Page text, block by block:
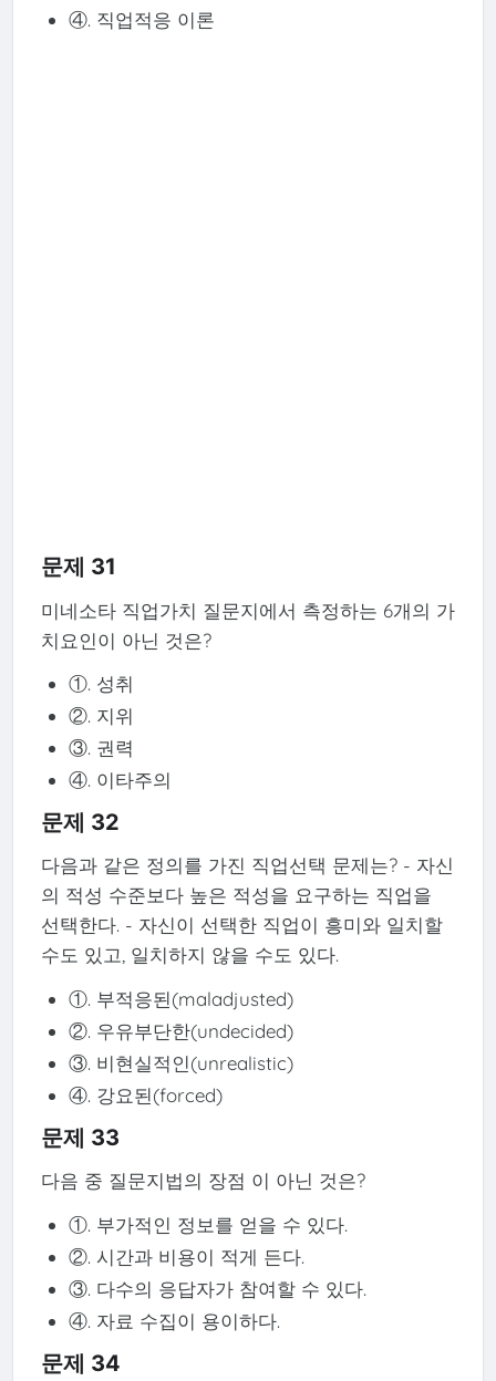
④. 직업적응 이론
문제 31
미네소타 직업가치 질문지에서 측정하는 6개의 가
치요인이 아닌 것은?
①. 성취
②. 지위
③. 권력
④. 이타주의
문제 32
다음과 같은 정의를 가진 직업선택 문제는? - 자신
의 적성 수준보다 높은 적성을 요구하는 직업을
선택한다. - 자신이 선택한 직업이 흥미와 일치할
수도 있고, 일치하지 않을 수도 있다.
①. 부적응된(maladjusted)
②. 우유부단한(undecided)
③. 비현실적인(unrealistic)
④. 강요된(forced)
문제 33
다음 중 질문지법의 장점 이 아닌 것은?
①. 부가적인 정보를 얻을 수 있다.
②. 시간과 비용이 적게 든다.
③. 다수의 응답자가 참여할 수 있다.
④. 자료 수집이 용이하다.
문제 34